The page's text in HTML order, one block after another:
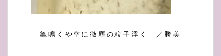
亀鳴くや空に微塵の粒子浮く ／勝美